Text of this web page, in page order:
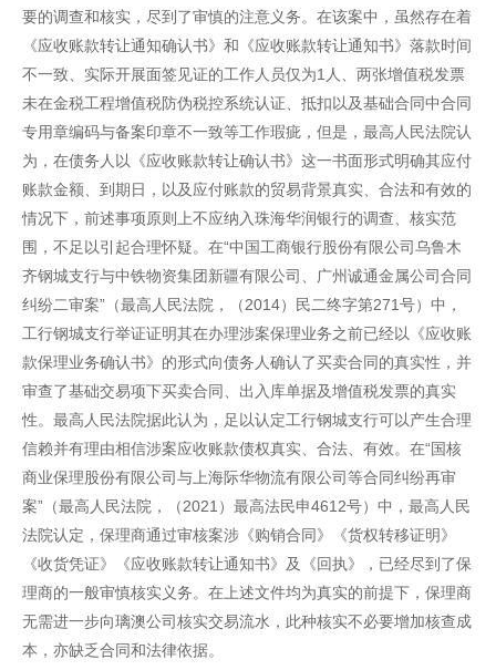
要的调查和核实，尽到了审慎的注意义务。在该案中，虽然存在着
《应收账款转让通知确认书》和《应收账款转让通知书》落款时间
不一致、实际开展面签见证的工作人员仅为1人、两张增值税发票
未在金税工程增值税防伪税控系统认证、抵扣以及基础合同中合同
专用章编码与备案印章不一致等工作瑕疵，但是，最高人民法院认
为，在债务人以《应收账款转让确认书》这一书面形式明确其应付
账款金额、到期日，以及应付账款的贸易背景真实、合法和有效的
情况下，前述事项原则上不应纳入珠海华润银行的调查、核实范
围，不足以引起合理怀疑。在“中国工商银行股份有限公司乌鲁木
齐钢城支行与中铁物资集团新疆有限公司、广州诚通金属公司合同
纠纷二审案”（最高人民法院，（2014）民二终字第271号）中，
工行钢城支行举证证明其在办理涉案保理业务之前已经以《应收账
款保理业务确认书》的形式向债务人确认了买卖合同的真实性，并
审查了基础交易项下买卖合同、出入库单据及增值税发票的真实
性。最高人民法院据此认为，足以认定工行钢城支行可以产生合理
信赖并有理由相信涉案应收账款债权真实、合法、有效。在“国核
商业保理股份有限公司与上海际华物流有限公司等合同纠纷再审
案”（最高人民法院，（2021）最高法民申4612号）中，最高人民
法院认定，保理商通过审核案涉《购销合同》《货权转移证明》
《收货凭证》《应收账款转让通知书》及《回执》，已经尽到了保
理商的一般审慎核实义务。在上述文件均为真实的前提下，保理商
无需进一步向璃澳公司核实交易流水，此种核实不必要增加核查成
本，亦缺乏合同和法律依据。